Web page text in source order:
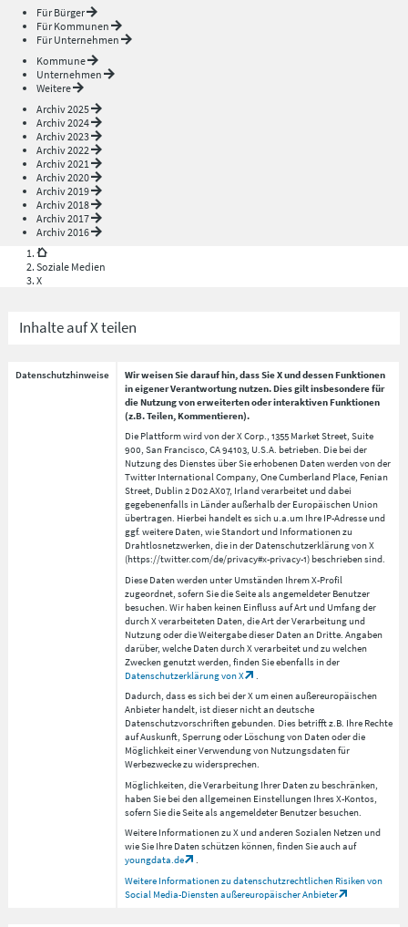
Für Bürger
Für Kommunen
Für Unternehmen
Kommune
Unternehmen
Weitere
Archiv 2025
Archiv 2024
Archiv 2023
Archiv 2022
Archiv 2021
Archiv 2020
Archiv 2019
Archiv 2018
Archiv 2017
Archiv 2016
Soziale Medien
X
Inhalte auf X teilen
Datenschutzhinweise
Wir weisen Sie darauf hin, dass Sie X und dessen Funktionen
in eigener Verantwortung nutzen. Dies gilt insbesondere für
die Nutzung von erweiterten oder interaktiven Funktionen
(z.B. Teilen, Kommentieren).
Die Plattform wird von der X Corp., 1355 Market Street, Suite
900, San Francisco, CA 94103, U.S.A. betrieben. Die bei der
Nutzung des Dienstes über Sie erhobenen Daten werden von der
Twitter International Company, One Cumberland Place, Fenian
Street, Dublin 2 D02 AX07, Irland verarbeitet und dabei
gegebenenfalls in Länder außerhalb der Europäischen Union
übertragen. Hierbei handelt es sich u.a.um Ihre IP-Adresse und
ggf. weitere Daten, wie Standort und Informationen zu
Drahtlosnetzwerken, die in der Datenschutzerklärung von X
(https://twitter.com/de/privacy#x-privacy-1) beschrieben sind.
Diese Daten werden unter Umständen Ihrem X-Profil
zugeordnet, sofern Sie die Seite als angemeldeter Benutzer
besuchen. Wir haben keinen Einfluss auf Art und Umfang der
durch X verarbeiteten Daten, die Art der Verarbeitung und
Nutzung oder die Weitergabe dieser Daten an Dritte. Angaben
darüber, welche Daten durch X verarbeitet und zu welchen
Zwecken genutzt werden, finden Sie ebenfalls in der
Datenschutzerklärung von X
Dadurch, dass es sich bei der X um einen außereuropäischen
Anbieter handelt, ist dieser nicht an deutsche
Datenschutzvorschriften gebunden. Dies betrifft z.B. Ihre Rechte
auf Auskunft, Sperrung oder Löschung von Daten oder die
Möglichkeit einer Verwendung von Nutzungsdaten für
Werbezwecke zu widersprechen.
Möglichkeiten, die Verarbeitung Ihrer Daten zu beschränken,
haben Sie bei den allgemeinen Einstellungen Ihres X-Kontos,
sofern Sie die Seite als angemeldeter Benutzer besuchen.
Weitere Informationen zu X und anderen Sozialen Netzen und
wie Sie Ihre Daten schützen können, finden Sie auch auf
youngdata.de
.
Weitere Informationen zu datenschutzrechtlichen Risiken von
Social Media-Diensten außereuropäischer Anbieter